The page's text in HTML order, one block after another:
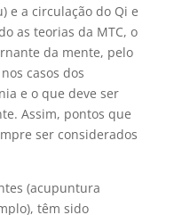
e a circulação do Qi e
as teorias da MTC, o
da mente, pelo
casos dos
e o que deve ser
Assim, pontos que
ser considerados
(acupuntura
têm sido